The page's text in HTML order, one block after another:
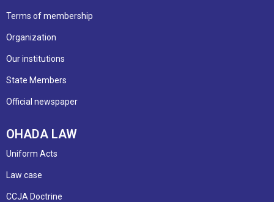
Terms of membership
Organization
Our institutions
State Members
Official newspaper
OHADA LAW
Uniform Acts
Law case
CCJA Doctrine